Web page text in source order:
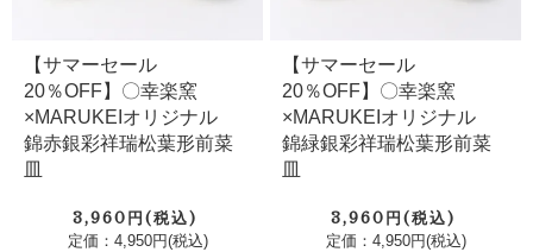
【サマーセール
20％OFF】〇幸楽窯
×MARUKEIオリジナル
錦赤銀彩祥瑞松葉形前菜
皿
3,960円(税込)
定価：4,950円(税込)
【サマーセール
20％OFF】〇幸楽窯
×MARUKEIオリジナル
錦緑銀彩祥瑞松葉形前菜
皿
3,960円(税込)
定価：4,950円(税込)